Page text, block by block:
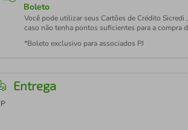
Boleto
Você pode utilizar seus Cartões de Crédito Sicredi
caso não tenha pontos suficientes para a compra
*Boleto exclusivo para associados PJ
Entrega